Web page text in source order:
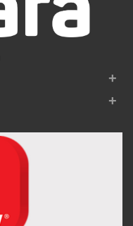
+
+